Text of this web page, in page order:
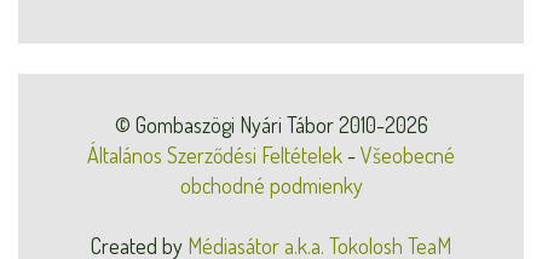
© Gombaszögi Nyári Tábor 2010-2026
Általános Szerződési Feltételek -Všeobecné
obchodné podmienky
Created by Médiasátor a.k.a. Tokolosh TeaM